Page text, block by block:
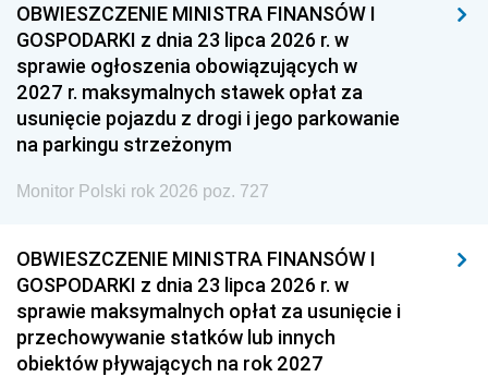
OBWIESZCZENIE MINISTRA FINANSÓW I
GOSPODARKI z dnia 23 lipca 2026 r. w
sprawie ogłoszenia obowiązujących w
2027 r. maksymalnych stawek opłat za
usunięcie pojazdu z drogi i jego parkowanie
na parkingu strzeżonym
Monitor Polski rok 2026 poz. 727
OBWIESZCZENIE MINISTRA FINANSÓW I
GOSPODARKI z dnia 23 lipca 2026 r. w
sprawie maksymalnych opłat za usunięcie i
przechowywanie statków lub innych
obiektów pływających na rok 2027